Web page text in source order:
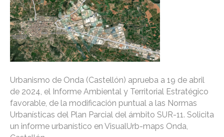
Urbanismo de Onda (Castellón) aprueba a 19 de abril
de 2024, el Informe Ambiental y Territorial Estratégico
favorable, de la modificación puntual a las Normas
Urbanísticas del Plan Parcial del ámbito SUR-11. Solicita
un informe urbanístico en VisualUrb-maps Onda,